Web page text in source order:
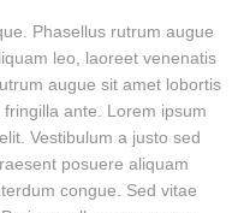
Phasellus rutrum augue
leo, laoreet venenatis
augue sit amet lobortis
ante. Lorem ipsum
Vestibulum a justo sed
posuere aliquam
congue. Sed vitae